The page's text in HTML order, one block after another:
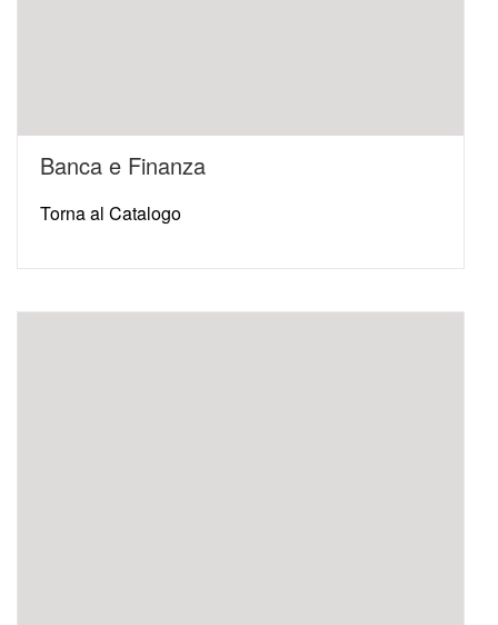
Banca e Finanza
Torna al Catalogo